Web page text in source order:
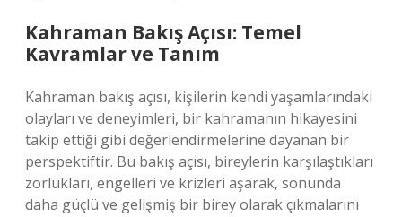
Kahraman Bakış Açısı: Temel
Kavramlar ve Tanım
Kahraman bakış açısı, kişilerin kendi yaşamlarındaki
olayları ve deneyimleri, bir kahramanın hikayesini
takip ettiği gibi değerlendirmelerine dayanan bir
perspektiftir. Bu bakış açısı, bireylerin karşılaştıkları
zorlukları, engelleri ve krizleri aşarak, sonunda
daha güçlü ve gelişmiş bir birey olarak çıkmalarını